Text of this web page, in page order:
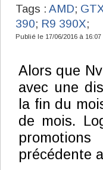
Tags : AMD;
390; R9 390X;
Publié le 17/06/2016 à 16:07
Alors que
avec une
la fin du
de mois.
précédente